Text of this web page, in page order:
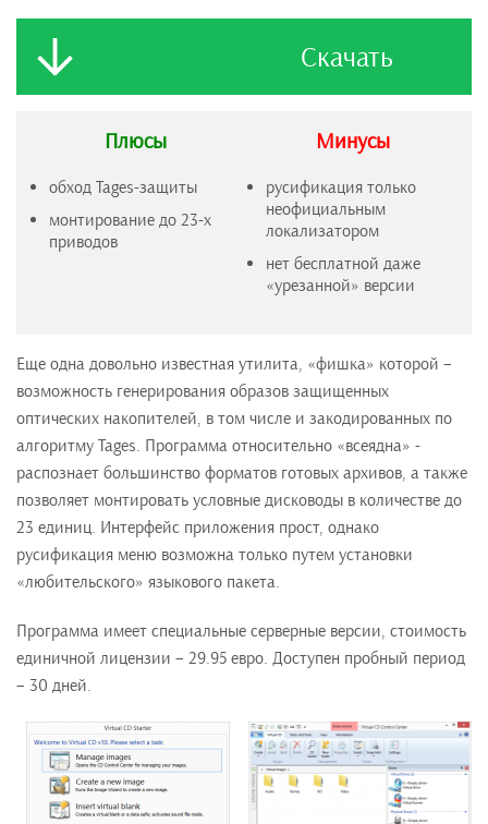
Скачать
Плюсы
обход Tages-защиты
монтирование до 23-х
приводов
Минусы
русификация только
неофициальным
локализатором
нет бесплатной даже
«урезанной» версии
Еще одна довольно известная утилита, «фишка» которой –
возможность генерирования образов защищенных
оптических накопителей, в том числе и закодированных по
алгоритму Tages. Программа относительно «всеядна» -
распознает большинство форматов готовых архивов, а также
позволяет монтировать условные дисководы в количестве до
23 единиц. Интерфейс приложения прост, однако
русификация меню возможна только путем установки
«любительского» языкового пакета.
Программа имеет специальные серверные версии, стоимость
единичной лицензии – 29.95 евро. Доступен пробный период
– 30 дней.